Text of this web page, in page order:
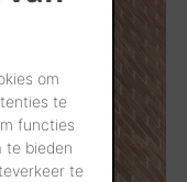
om
te
functies
te bieden
te